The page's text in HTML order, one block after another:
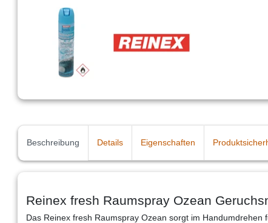
Beschreibung Details Eigenschaften
Reinex fresh Raumspray Ozean
Das Reinex fresh Raumspray Ozean sorgt im